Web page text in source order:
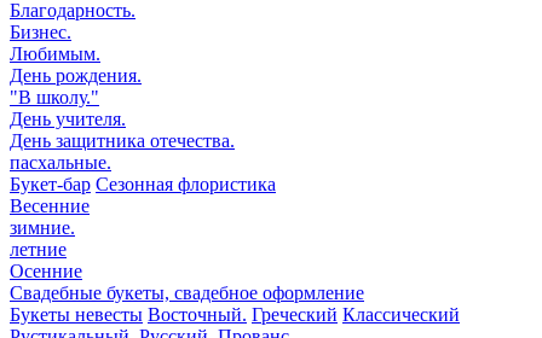
Благодарность.
Бизнес.
Любимым.
День рождения.
"В школу."
День учителя.
День защитника отечества.
пасхальные.
Букет-бар Сезонная флористика
Весенние
зимние.
летние
Осенние
Свадебные букеты, свадебное оформление
Букеты невесты Восточный. Греческий Классический